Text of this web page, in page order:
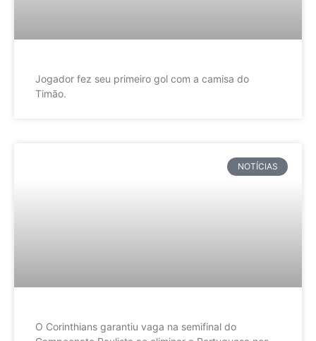
Jogador fez seu primeiro gol com a camisa do
Timão.
NOTÍCIAS
O Corinthians garantiu vaga na semifinal do